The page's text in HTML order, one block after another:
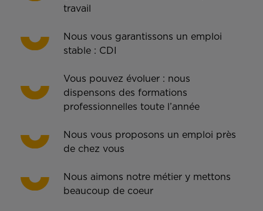
travail
Nous vous garantissons un emploi
stable : CDI
Vous pouvez évoluer : nous
dispensons des formations
professionnelles toute l’année
Nous vous proposons un emploi près
de chez vous
Nous aimons notre métier y mettons
beaucoup de coeur